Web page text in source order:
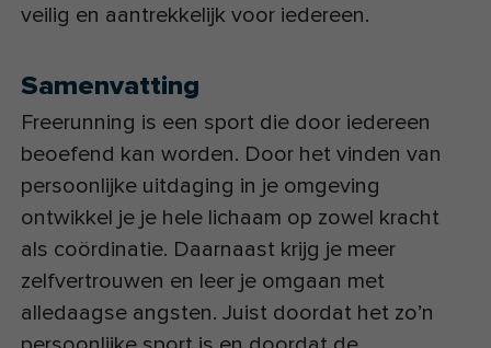
veilig en aantrekkelijk voor iedereen.
Samenvatting
Freerunning is een sport die door iedereen
beoefend kan worden. Door het vinden van
persoonlijke uitdaging in je omgeving
ontwikkel je je hele lichaam op zowel kracht
als coördinatie. Daarnaast krijg je meer
zelfvertrouwen en leer je omgaan met
alledaagse angsten. Juist doordat het zo’n